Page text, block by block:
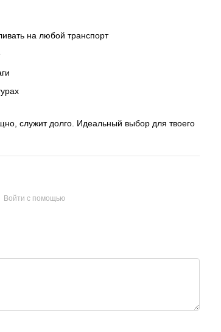
на любой транспорт
служит долго. Идеальный выбор для твоего
Войти с помощью